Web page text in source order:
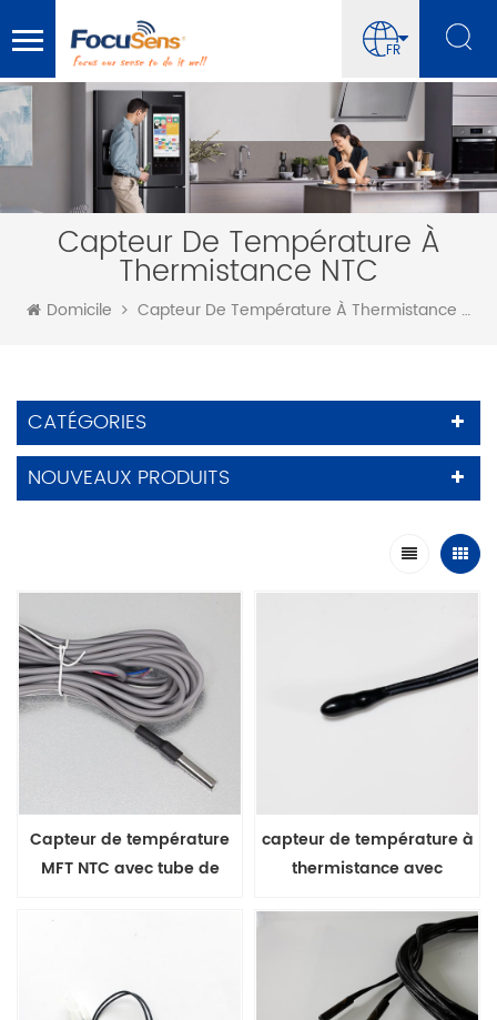
FR
Capteur De Température À
Thermistance NTC
Domicile Capteur De Température À Thermistance NTC
CATÉGORIES
NOUVEAUX PRODUITS
Capteur de température
MFT NTC avec tube de
capteur de température à
thermistance avec